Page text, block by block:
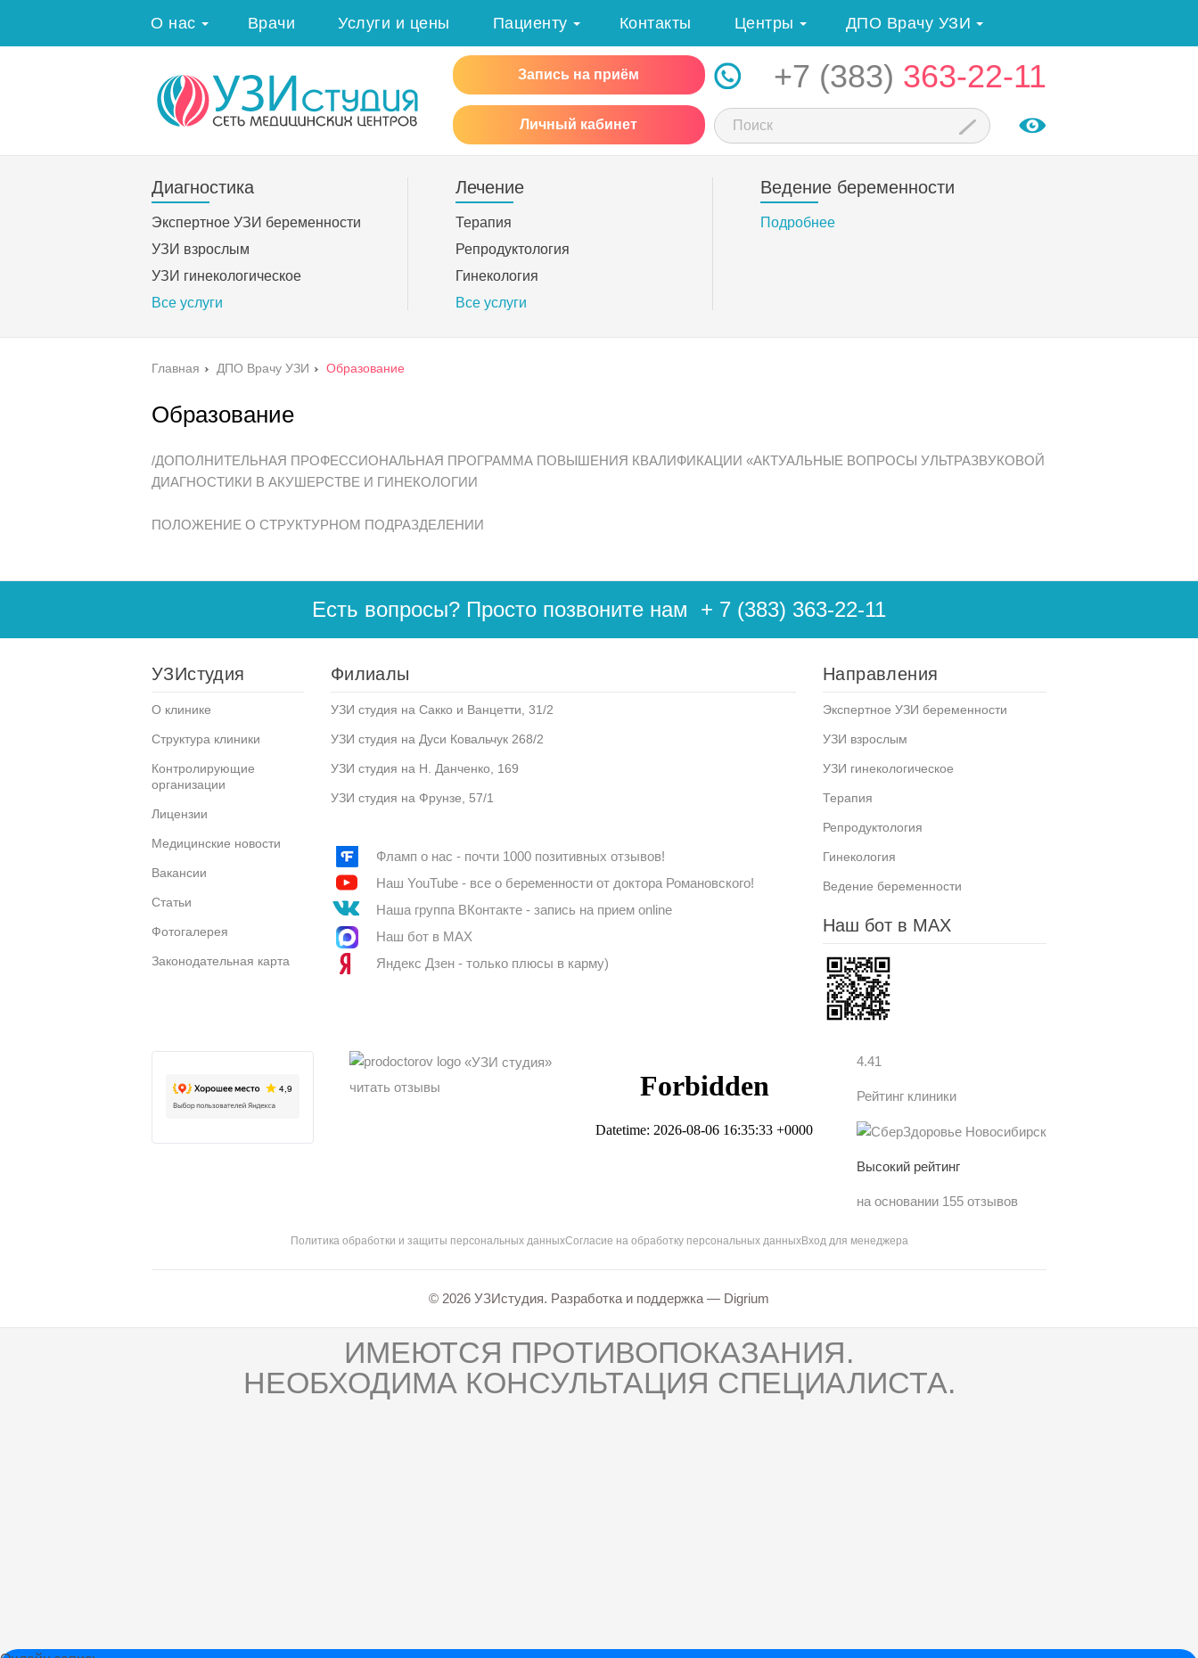
О нас Врачи Услуги и цены Пациенту Контакты Центры ДПО Врачу УЗИ
Запись на приём +7 (383) 363-22-11
Личный кабинет
Диагностика
Экспертное УЗИ беременности
УЗИ взрослым
УЗИ гинекологическое
Все услуги
Лечение
Терапия
Репродуктология
Гинекология
Все услуги
Ведение беременности
Подробнее
Главная › ДПО Врачу УЗИ › Образование
Образование
/ДОПОЛНИТЕЛЬНАЯ ПРОФЕССИОНАЛЬНАЯ ПРОГРАММА ПОВЫШЕНИЯ КВАЛИФИКАЦИИ «АКТУАЛЬНЫЕ ВОПРОСЫ УЛЬТРАЗВУКОВОЙ
ДИАГНОСТИКИ В АКУШЕРСТВЕ И ГИНЕКОЛОГИИ
ПОЛОЖЕНИЕ О СТРУКТУРНОМ ПОДРАЗДЕЛЕНИИ
Есть вопросы? Просто позвоните нам + 7 (383) 363-22-11
УЗИстудия
О клинике
Структура клиники
Контролирующие
организации
Лицензии
Медицинские новости
Вакансии
Статьи
Фотогалерея
Законодательная карта
Филиалы
УЗИ студия на Сакко и Ванцетти, 31/2
УЗИ студия на Дуси Ковальчук 268/2
УЗИ студия на Н. Данченко, 169
УЗИ студия на Фрунзе, 57/1
Фламп о нас - почти 1000 позитивных отзывов!
Наш YouTube - все о беременности от доктора Романовского!
Наша группа ВКонтакте - запись на прием online
Наш бот в MAX
Яндекс Дзен - только плюсы в карму)
Направления
Экспертное УЗИ беременности
УЗИ взрослым
УЗИ гинекологическое
Терапия
Репродуктология
Гинекология
Ведение беременности
Наш бот в MAX
«УЗИ студия»
читать отзывы
4.41
Рейтинг клиники
Высокий рейтинг
на основании 155 отзывов
Политика обработки и защиты персональных данныхСогласие на обработку персональных данныхВход для менеджера
© 2026 УЗИстудия. Разработка и поддержка — Digrium
ИМЕЮТСЯ ПРОТИВОПОКАЗАНИЯ.
НЕОБХОДИМА КОНСУЛЬТАЦИЯ СПЕЦИАЛИСТА.